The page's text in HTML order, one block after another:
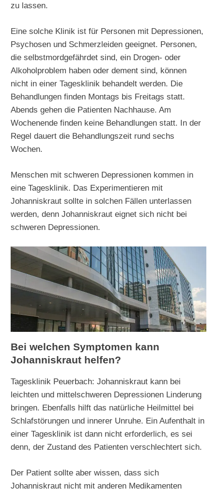
zu lassen.
Eine solche Klinik ist für Personen mit Depressionen,
Psychosen und Schmerzleiden geeignet. Personen,
die selbstmordgefährdet sind, ein Drogen- oder
Alkoholproblem haben oder dement sind, können
nicht in einer Tagesklinik behandelt werden. Die
Behandlungen finden Montags bis Freitags statt.
Abends gehen die Patienten Nachhause. Am
Wochenende finden keine Behandlungen statt. In der
Regel dauert die Behandlungszeit rund sechs
Wochen.
Menschen mit schweren Depressionen kommen in
eine Tagesklinik. Das Experimentieren mit
Johanniskraut sollte in solchen Fällen unterlassen
werden, denn Johanniskraut eignet sich nicht bei
schweren Depressionen.
Bei welchen Symptomen kann
Johanniskraut helfen?
Tagesklinik Peuerbach: Johanniskraut kann bei
leichten und mittelschweren Depressionen Linderung
bringen. Ebenfalls hilft das natürliche Heilmittel bei
Schlafstörungen und innerer Unruhe. Ein Aufenthalt in
einer Tagesklinik ist dann nicht erforderlich, es sei
denn, der Zustand des Patienten verschlechtert sich.
Der Patient sollte aber wissen, dass sich
Johanniskraut nicht mit anderen Medikamenten